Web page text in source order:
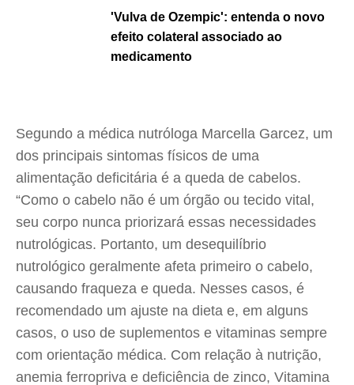
'Vulva de Ozempic': entenda o novo
efeito colateral associado ao
medicamento
Segundo a médica nutróloga Marcella Garcez, um
dos principais sintomas físicos de uma
alimentação deficitária é a queda de cabelos.
“Como o cabelo não é um órgão ou tecido vital,
seu corpo nunca priorizará essas necessidades
nutrológicas. Portanto, um desequilíbrio
nutrológico geralmente afeta primeiro o cabelo,
causando fraqueza e queda. Nesses casos, é
recomendado um ajuste na dieta e, em alguns
casos, o uso de suplementos e vitaminas sempre
com orientação médica. Com relação à nutrição,
anemia ferropriva e deficiência de zinco, Vitamina